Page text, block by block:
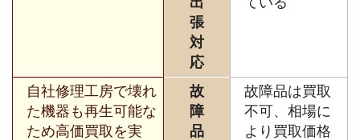
張
対
応
自社修理工房で壊れ
た機器も再生可能な
ため高価買取を実
故
障
品
故障品は買取
不可、相場に
より買取価格